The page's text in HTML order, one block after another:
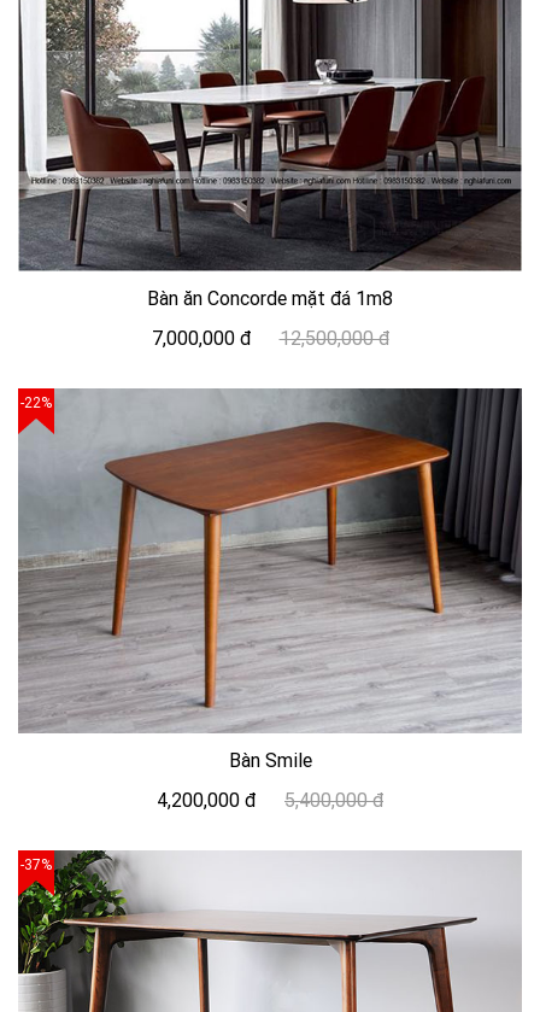
Bàn ăn Concorde mặt đá 1m8
7,000,000 đ
12,500,000 đ
-22%
Bàn Smile
4,200,000 đ
5,400,000 đ
-37%